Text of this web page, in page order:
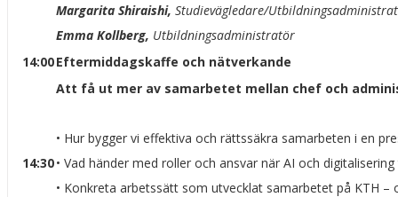
Margarita Shiraishi, Studievägledare/
Emma Kollberg, Utbildningsadministratör
14:00Eftermiddagskaffe och nätverkande
14:30
Att få ut mer av samarbetet mellan chef och
• Hur bygger vi effektiva och rättssäkra samarbeten i en
• Vad händer med roller och ansvar när AI och
• Konkreta arbetssätt som utvecklat samarbetet på KTH –